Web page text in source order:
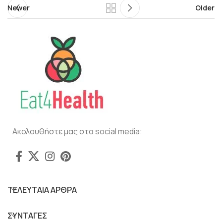
Newer Older
Ακολουθήστε μας στα social media:
ΤΕΛΕΥΤΑΙΑ ΑΡΘΡΑ
ΣΥΝΤΑΓΕΣ